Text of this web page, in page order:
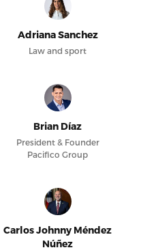
Adriana Sanchez
Law and sport
Brian Díaz
President & Founder
Pacifico Group
Carlos Johnny Méndez
Núñez